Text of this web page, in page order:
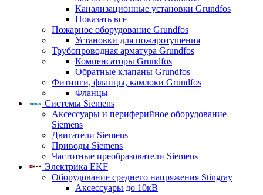
Канализационные установки Grundfos
Показать все
Пожарное оборудование Grundfos
Установки для пожаротушения
Трубопроводная арматура Grundfos
Компенсаторы Grundfos
Обратные клапаны Grundfos
Фитинги, фланцы, камлоки Grundfos
Фланцы
Системы Siemens
Аксессуары и периферийное оборудование
Siemens
Двигатели Siemens
Приводы Siemens
Частотные преобразователи Siemens
Электрика EKF
Оборудование среднего напряжения Stingray
Аксессуары до 10кВ